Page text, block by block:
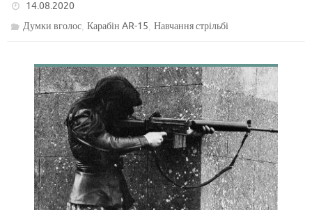
14.08.2020
Думки вголос,Карабін AR-15,Навчання стрільбі